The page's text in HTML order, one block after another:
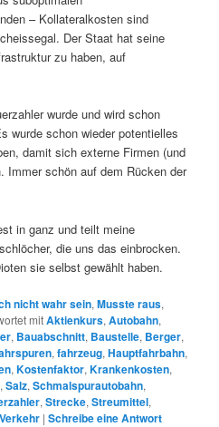
– Kollateralkosten sind
Der Staat hat seine
zu haben, auf
wurde und wird schon
wurde schon wieder potentielles
damit sich externe Firmen (und
Immer schön auf dem Rücken der
in ganz und teilt meine
die uns das einbrocken.
sie selbst gewählt haben.
nicht wahr sein,Musste raus,
mitAktienkurs,Autobahn,
, Bauabschnitt, Baustelle, Berger,
,fahrzeug,Hauptfahrbahn,
,Kostenfaktor,Krankenkosten,
,Salz,Schmalspurautobahn,
,Strecke,Streumittel,
Verkehr |Schreibe eine Antwort